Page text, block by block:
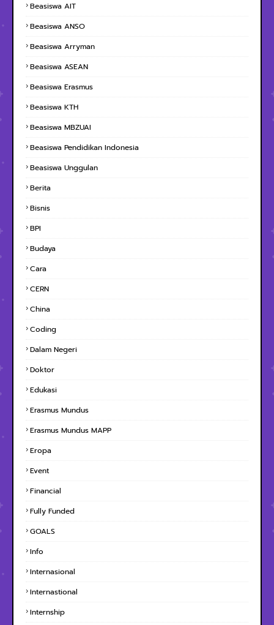
Beasiswa AIT
Beasiswa ANSO
Beasiswa Arryman
Beasiswa ASEAN
Beasiswa Erasmus
Beasiswa KTH
Beasiswa MBZUAI
Beasiswa Pendidikan Indonesia
Beasiswa Unggulan
Berita
Bisnis
BPI
Budaya
Cara
CERN
China
Coding
Dalam Negeri
Doktor
Edukasi
Erasmus Mundus
Erasmus Mundus MAPP
Eropa
Event
Financial
Fully Funded
GOALS
Info
Internasional
Internastional
Internship